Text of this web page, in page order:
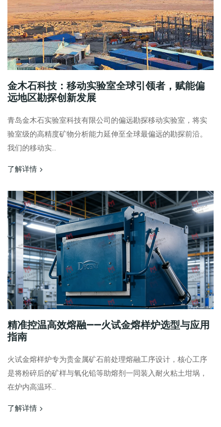
金木石科技：移动实验室全球引领者，赋能偏
远地区勘探创新发展
青岛金木石实验室科技有限公司的偏远勘探移动实验室，将实
验室级的高精度矿物分析能力延伸至全球最偏远的勘探前沿。
我们的移动实...
了解详情
精准控温高效熔融——火试金熔样炉选型与应用
指南
火试金熔样炉专为贵金属矿石前处理熔融工序设计，核心工序
是将粉碎后的矿样与氧化铅等助熔剂一同装入耐火粘土坩埚，
在炉内高温环...
了解详情